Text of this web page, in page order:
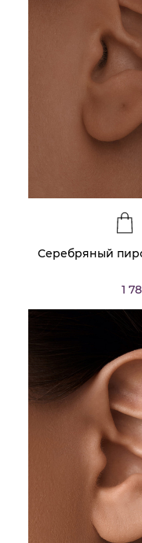
Серебряный
1